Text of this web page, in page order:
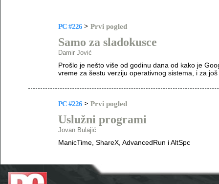
PC #226 > Prvi pogled
Samo za sladokusce
Damir Jović
Prošlo je nešto više od godinu dana od kako je
vreme za šestu verziju operativnog sistema, i za
PC #226 > Prvi pogled
Uslužni programi
Jovan Bulajić
ManicTime, ShareX, AdvancedRun i AltSpc